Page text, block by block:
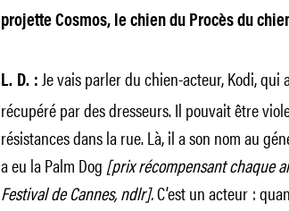
projette Cosmos, le chien du Procès du
L. D. : Je vais parler du chien-acteur, Kodi, qui
récupéré par des dresseurs. Il pouvait être
résistances dans la rue. Là, il a son nom au
a eu la Palm Dog [prix récompensant chaque
Festival de Cannes, ndlr].C’est un acteur :